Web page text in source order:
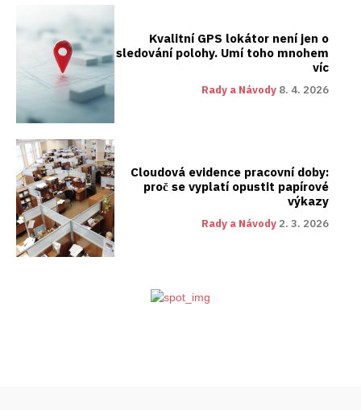
Kvalitní GPS lokátor není jen o
sledování polohy. Umí toho mnohem
víc
Rady a Návody 8. 4. 2026
Cloudová evidence pracovní doby:
proč se vyplatí opustit papírové
výkazy
Rady a Návody 2. 3. 2026